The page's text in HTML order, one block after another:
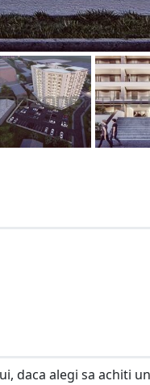
daca alegi sa achiti un